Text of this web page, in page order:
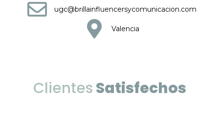
ugc@brillainfluencersycomunicacion.com
Valencia
ClientesSatisfechos